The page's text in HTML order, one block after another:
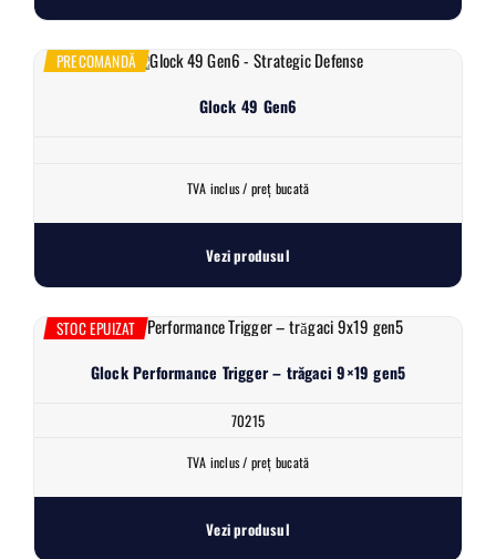
Glock 49 Gen6
PRECOMANDĂ
TVA inclus / preț bucată
Vezi produsul
Glock Performance Trigger – trăgaci 9×19 gen5
70215
STOC EPUIZAT
TVA inclus / preț bucată
Vezi produsul